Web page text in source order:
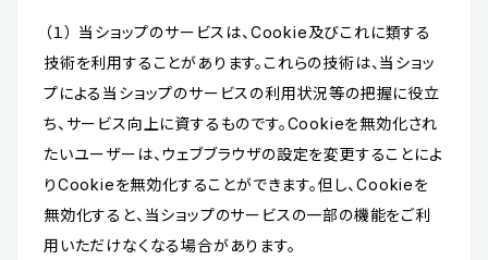
（１） 当ショップのサービスは、Cookie及びこれに類する
技術を利用することがあります。これらの技術は、当ショッ
プによる当ショップのサービスの利用状況等の把握に役立
ち、サービス向上に資するものです。Cookieを無効化され
たいユーザーは、ウェブブラウザの設定を変更することによ
りCookieを無効化することができます。但し、Cookieを
無効化すると、当ショップのサービスの一部の機能をご利
用いただけなくなる場合があります。